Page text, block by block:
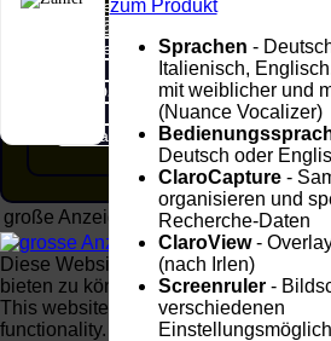
zum Produkt
Sprachen -
Italienisch,
mit weiblicher und
(Nuance Vocalizer)
Deutsch oder
ClaroCapture -
organisieren und
Recherche-Daten
ClaroView-
(nach Irlen)
Screenruler-
verschiedenen
Unsere E-Mailadresse lautet:
info@realspeak.de
Seitenanfang
Datenschutz
Kontakt
Katalog (PDF)
große Anzeige Schließen X
Diese Website nutzt Cookies, um
bieten zu können.
This website uses cookies to provide
functionality.